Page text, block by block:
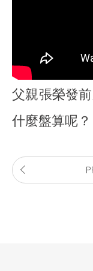
父親張榮發
什麼盤算呢？